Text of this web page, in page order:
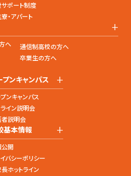
ポート制度
・アパート
+
へ
通信制高校の方へ
卒業生の方へ
プンキャンパス +
ンキャンパス
イン説明会
者説明会
基本情報 +
開
バシーポリシー
ホットライン